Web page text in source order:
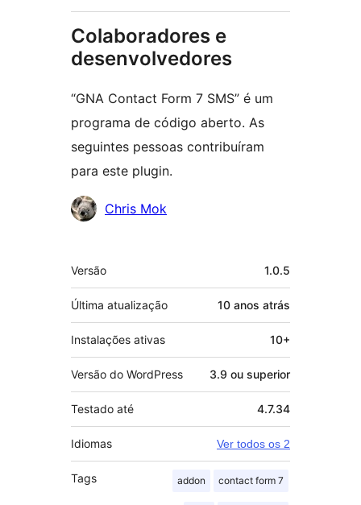
Colaboradores e
desenvolvedores
“GNA Contact Form 7 SMS” é um
programa de código aberto. As
seguintes pessoas contribuíram
para este plugin.
Colaboradores
Chris Mok
Meta
Versão 1.0.5
Última atualização 10 anos atrás
Instalações ativas 10+
Versão do WordPress 3.9 ou superior
Testado até 4.7.34
Idiomas Ver todos os 2
Tags addon contact form 7